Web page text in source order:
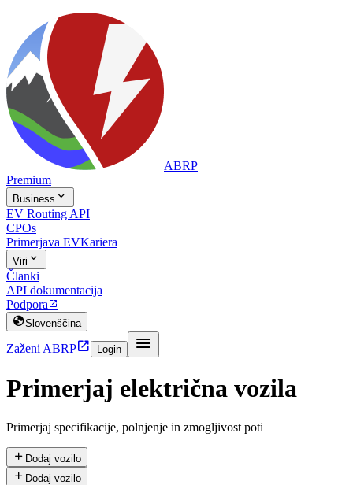
ABRP
Premium
Business 
EV Routing API
CPOs
Primerjava EVKariera
Viri 
Članki
API dokumentacija
Podpora 
Slovenščina
Zaženi ABRP Login 
Primerjaj električna vozila
Primerjaj specifikacije, polnjenje in zmogljivost poti
 Dodaj vozilo
 Dodaj vozilo